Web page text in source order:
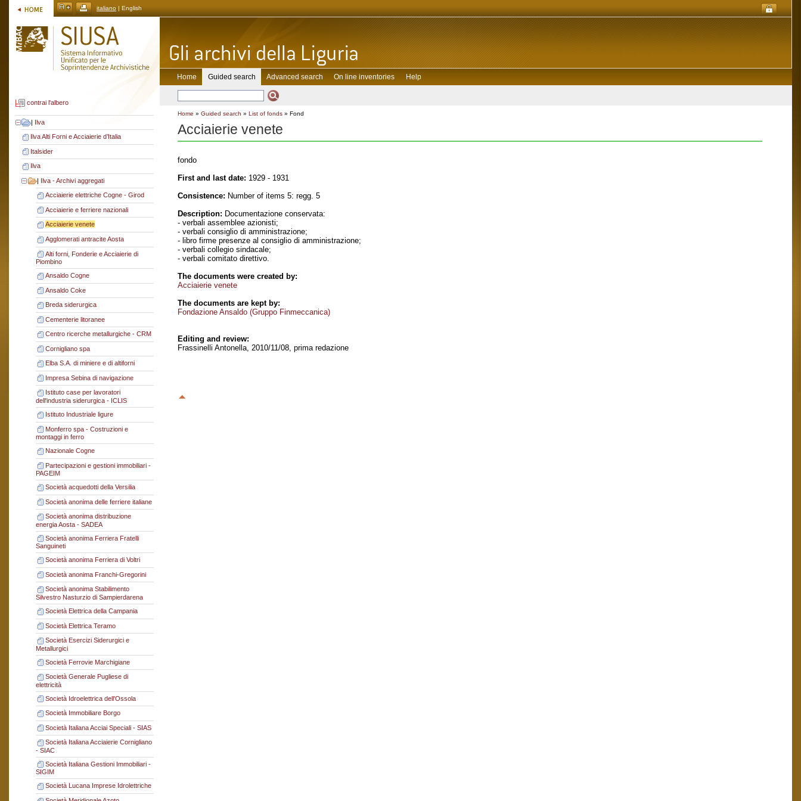
italiano | English
contrai l'albero
| Ilva
Ilva Alti Forni e Acciaierie d’Italia
Italsider
Ilva
| Ilva - Archivi aggregati
Acciaierie elettriche Cogne - Girod
Acciaierie e ferriere nazionali
Acciaierie venete
Agglomerati antracite Aosta
Alti forni, Fonderie e Acciaierie di
Piombino
Ansaldo Cogne
Ansaldo Coke
Breda siderurgica
Cementerie litoranee
Centro ricerche metallurgiche - CRM
Cornigliano spa
Elba S.A. di miniere e di altiforni
Impresa Sebina di navigazione
Istituto case per lavoratori
dell'industria siderurgica - ICLIS
Istituto Industriale ligure
Monferro spa - Costruzioni e
montaggi in ferro
Nazionale Cogne
Partecipazioni e gestioni immobiliari -
PAGEIM
Società acquedotti della Versilia
Società anonima delle ferriere italiane
Società anonima distribuzione
energia Aosta - SADEA
Società anonima Ferriera Fratelli
Sanguineti
Società anonima Ferriera di Voltri
Società anonima Franchi-Gregorini
Società anonima Stabilimento
Silvestro Nasturzio di Sampierdarena
Società Elettrica della Campania
Società Elettrica Teramo
Società Esercizi Siderurgici e
Metallurgici
Società Ferrovie Marchigiane
Società Generale Pugliese di
elettricità
Società Idroelettrica dell'Ossola
Società Immobiliare Borgo
Società Italiana Acciai Speciali - SIAS
Società Italiana Acciaierie Cornigliano
- SIAC
Società Italiana Gestioni Immobiliari -
SIGIM
Società Lucana Imprese Idrolettriche
Home Guided search Advanced search On line inventories Help
Home » Guided search » List of fonds » Fond
Acciaierie venete
fondo
First and last date: 1929 - 1931
Consistence: Number of items 5: regg. 5
Description: Documentazione conservata:
- verbali assemblee azionisti;
- verbali consiglio di amministrazione;
- libro firme presenze al consiglio di amministrazione;
- verbali collegio sindacale;
- verbali comitato direttivo.
The documents were created by:
Acciaierie venete
The documents are kept by:
Fondazione Ansaldo (Gruppo Finmeccanica)
Editing and review:
Frassinelli Antonella, 2010/11/08, prima redazione